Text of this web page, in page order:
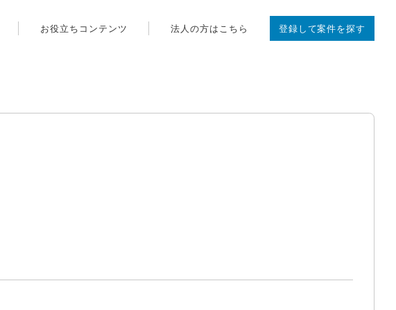
お役立ちコンテンツ 法人の方はこちら 登録して案件を探す